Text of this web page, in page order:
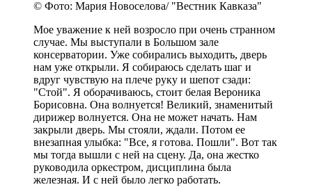
© Фото: Мария Новоселова/ "Вестник Кавказа"
Мое уважение к ней возросло при очень странном
случае. Мы выступали в Большом зале
консерватории. Уже собирались выходить, дверь
нам уже открыли. Я собираюсь сделать шаг и
вдруг чувствую на плече руку и шепот сзади:
"Стой". Я оборачиваюсь, стоит белая Вероника
Борисовна. Она волнуется! Великий, знаменитый
дирижер волнуется. Она не может начать. Нам
закрыли дверь. Мы стояли, ждали. Потом ее
внезапная улыбка: "Все, я готова. Пошли". Вот так
мы тогда вышли с ней на сцену. Да, она жестко
руководила оркестром, дисциплина была
железная. И с ней было легко работать.